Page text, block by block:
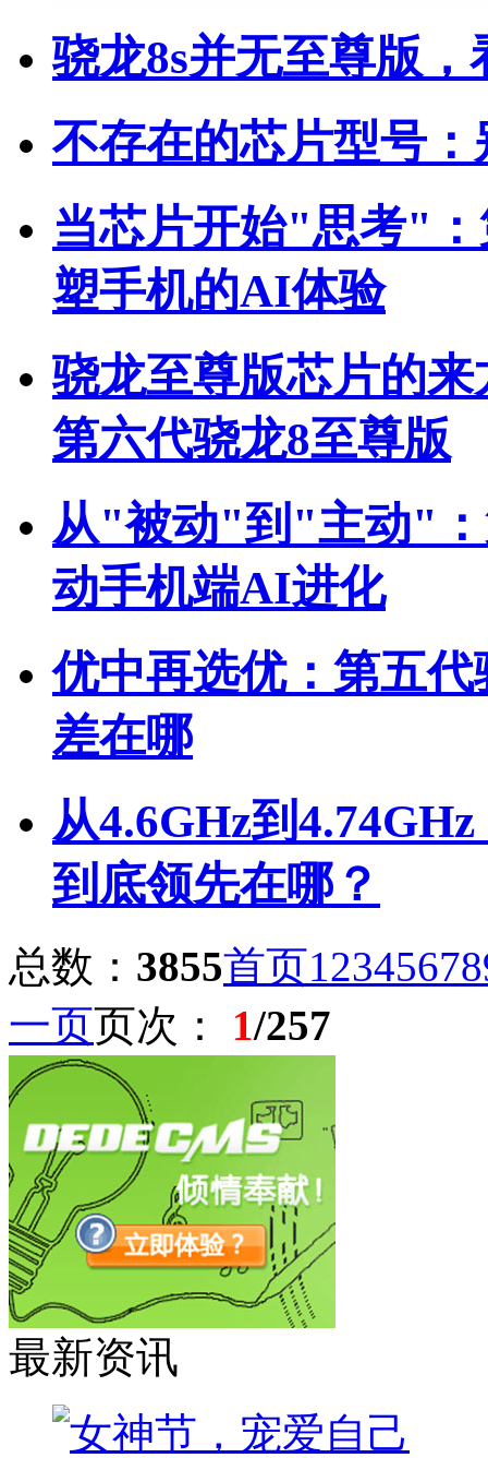
骁龙8s并无至尊版
不存在的芯片型号
当芯片开始"思考"
塑手机的AI体验
骁龙至尊版芯片的
第六代骁龙8至尊版
从"被动"到"主动"：
动手机端AI进化
优中再选优：第五
差在哪
从4.6GHz到
到底领先在哪？
总数： 3855首页12345678
一页页次： 1/257
最新资讯